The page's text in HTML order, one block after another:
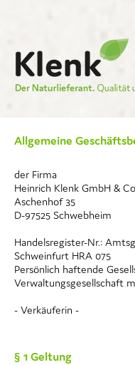
Allgemeine
der Firma
Heinrich Klenk GmbH &
Aschenhof 35
D-97525 Schwebheim
Handelsregister-Nr.:
Schweinfurt HRA 075
Persönlich haftende
Verwaltungsgesellschaft
- Verkäuferin -
§ 1 Geltung